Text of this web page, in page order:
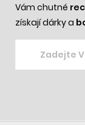
Vám chutné
získají dárky a